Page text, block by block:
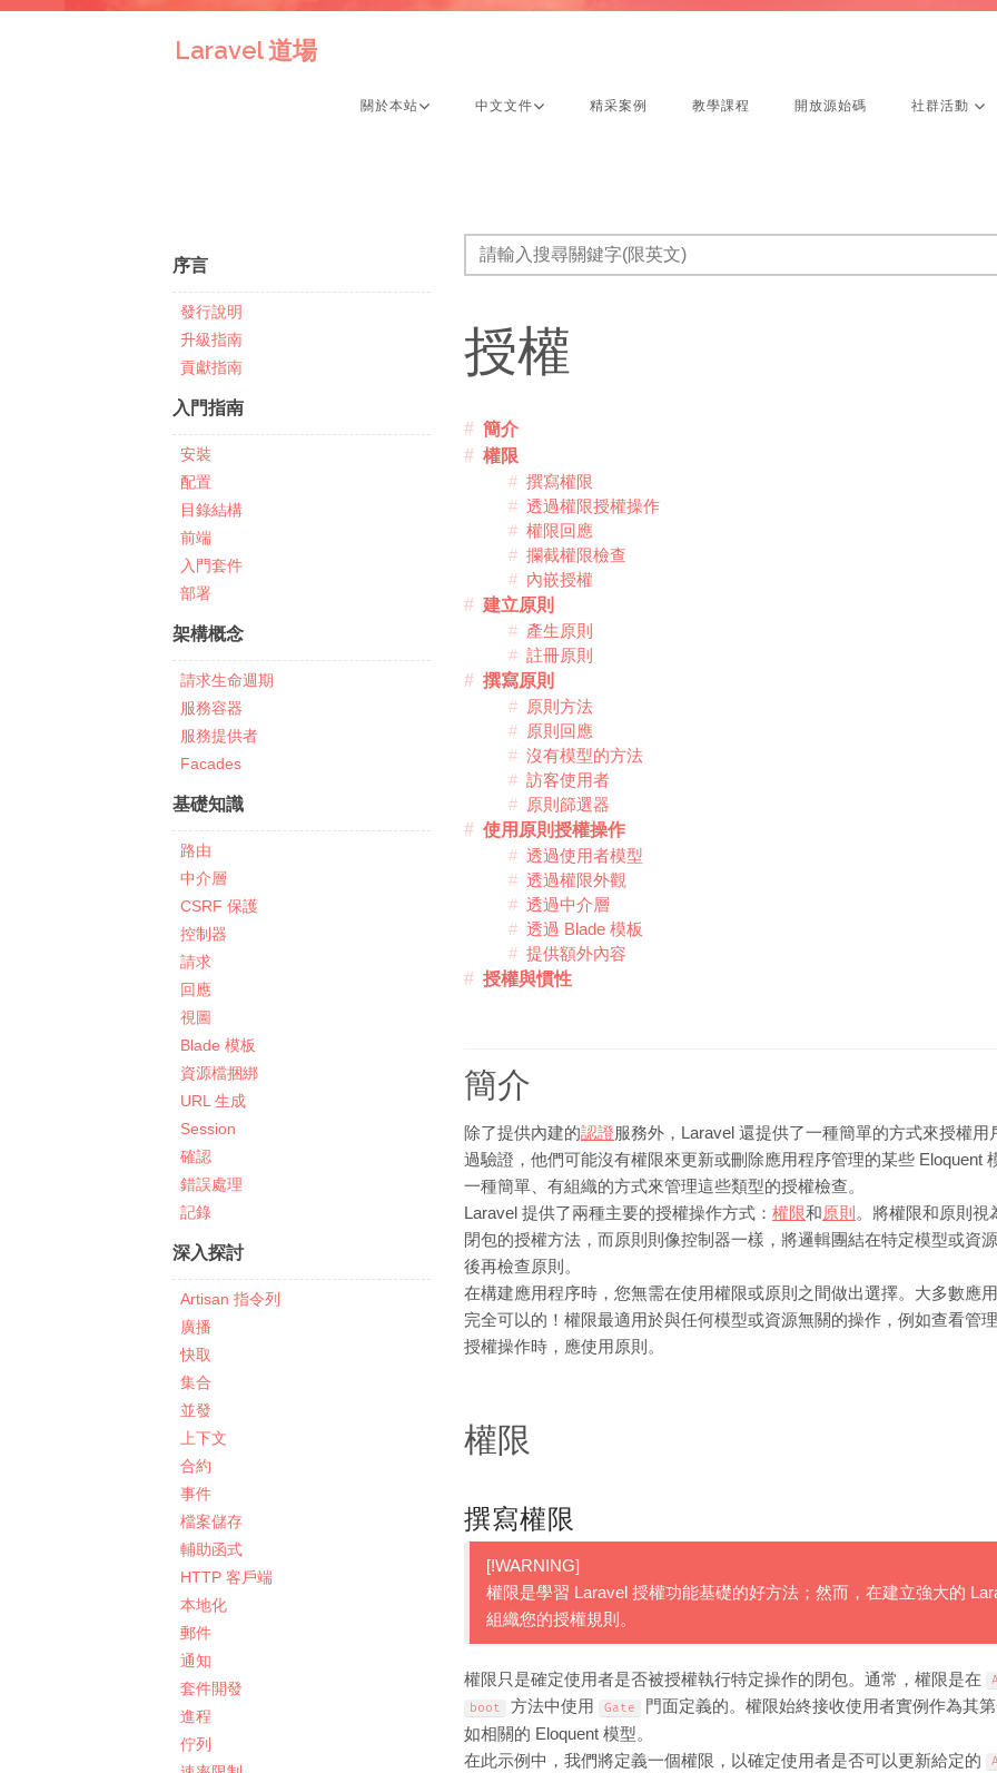
Laravel 道場
關於本站 中文文件 精采案例 教學課程 開放源始碼 社群活動
序言
發行說明
升級指南
貢獻指南
入門指南
安裝
配置
目錄結構
前端
入門套件
部署
架構概念
請求生命週期
服務容器
服務提供者
Facades
基礎知識
路由
中介層
CSRF 保護
控制器
請求
回應
視圖
Blade 模板
資源檔捆綁
URL 生成
Session
確認
錯誤處理
記錄
深入探討
Artisan 指令列
廣播
快取
集合
並發
上下文
合約
事件
檔案儲存
輔助函式
HTTP 客戶端
本地化
郵件
通知
套件開發
進程
佇列
授權
簡介
權限
撰寫權限
透過權限授權操作
權限回應
攔截權限檢查
內嵌授權
建立原則
產生原則
註冊原則
撰寫原則
原則方法
原則回應
沒有模型的方法
訪客使用者
原則篩選器
使用原則授權操作
透過使用者模型
透過權限外觀
透過中介層
透過 Blade 模板
提供額外內容
授權與慣性
簡介
除了提供內建的認證服務外，Laravel 還提供了一種簡單的方式來授權
過驗證，他們可能沒有權限來更新或刪除應用程序管理的某些 Eloquent
一種簡單、有組織的方式來管理這些類型的授權檢查。
Laravel 提供了兩種主要的授權操作方式： 權限和原則 。將權限和原則視
閉包的授權方法，而原則則像控制器一樣，將邏輯團結在特定模型或資
後再檢查原則。
在構建應用程序時，您無需在使用權限或原則之間做出選擇。大多數應
完全可以的！權限最適用於與任何模型或資源無關的操作，例如查看管
授權操作時，應使用原則。
權限
撰寫權限
[!WARNING]
權限是學習 Laravel 授權功能基礎的好方法；然而，在建立強大的
組織您的授權規則。
權限只是確定使用者是否被授權執行特定操作的閉包。通常，權限是在
boot 方法中使用 Gate
門面定義的。權限始終接收使用者實例作為其
如相關的 Eloquent 模型。
在此示例中，我們將定義一個權限，以確定使用者是否可以更新給定的